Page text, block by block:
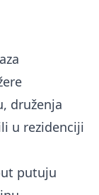
druženja
u rezidenciji
putuju